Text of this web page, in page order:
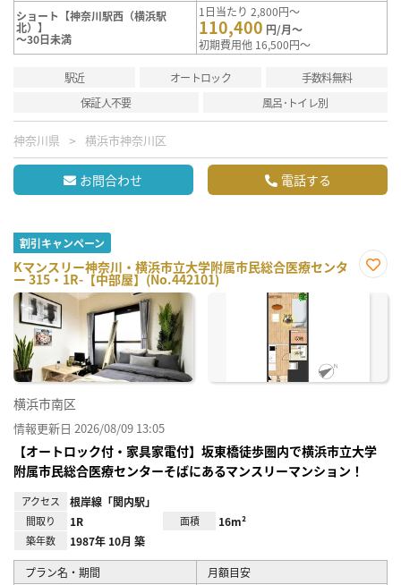
ショート【神奈川駅西（横浜駅
北）】
～30日未満
1日当たり 2,800円～
110,400 円/月～
初期費用他 16,500円～
駅近 オートロック
手数料無料
保証人不要
風呂･トイレ別
神奈川県 横浜市神奈川区
お問合わせ 電話する
割引キャンペーン
Kマンスリー神奈川・横浜市立大学附属市民総合医療センタ
ー 315・1R-【中部屋】(No.442101)
に入
横浜市南区
情報更新日 2026/08/09 13:05
【オートロック付・家具家電付】坂東橋徒歩圏内で横浜市立大学
附属市民総合医療センターそばにあるマンスリーマンション！
アクセス 根岸線「関内駅」
間取り 1R 面積 16m²
築年数 1987年 10月 築
プラン名・期間
月額目安